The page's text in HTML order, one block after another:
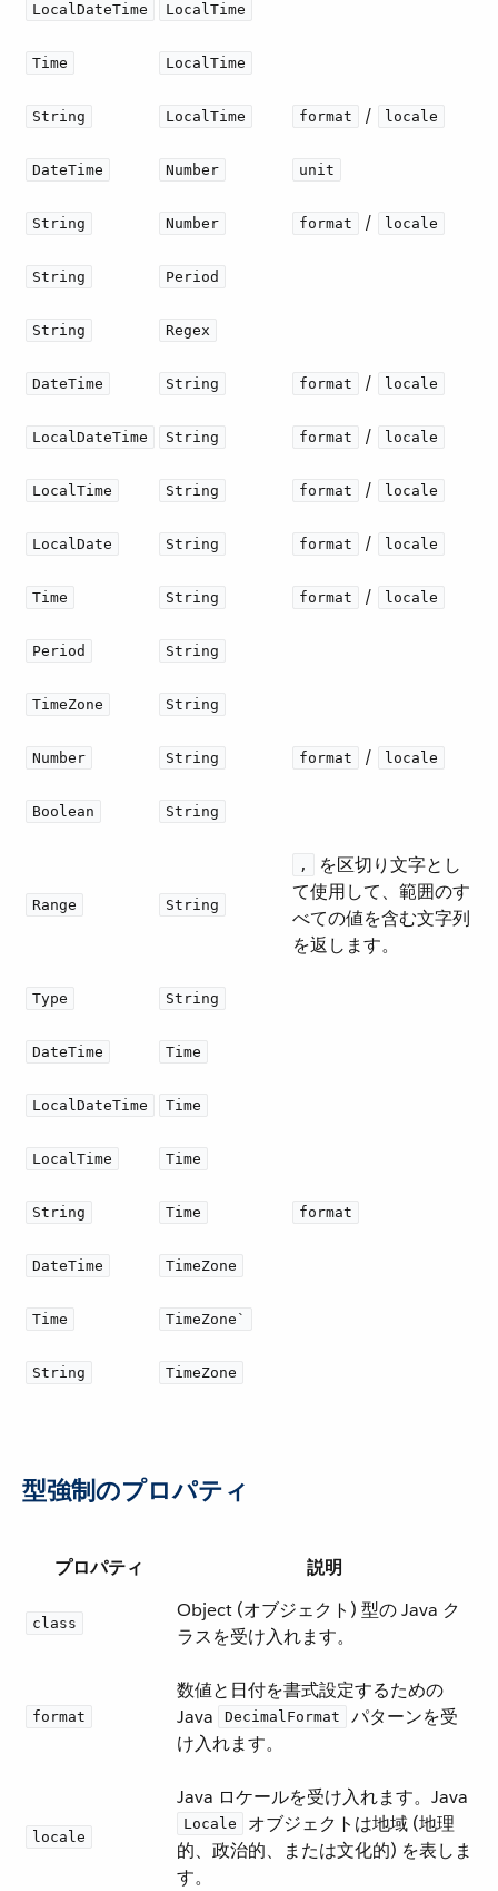
LocalDateTime LocalTime
Time LocalTime
String LocalTime format ​ / ​ locale
DateTime Number unit
String Number format ​ / ​ locale
String Period
String Regex
DateTime String format ​ / ​ locale
LocalDateTime String format ​ / ​ locale
LocalTime String format ​ / ​ locale
LocalDate String format ​ / ​ locale
Time String format ​ / ​ locale
Period String
TimeZone String
Number String format ​ / ​ locale
Boolean String
Range String
,
​ を区切り文字とし
て使用して、範囲のす
べての値を含む文字列
を返します。
Type String
DateTime Time
LocalDateTime Time
LocalTime Time
String Time format
DateTime TimeZone
Time TimeZone`
String TimeZone
型強制のプロパティ
プロパティ 説明
class
Object (オブジェクト) 型の Java ク
ラスを受け入れます。
format
数値と日付を書式設定するための
Java ​
DecimalFormat
​ パターンを受
け入れます。
locale
Java ロケールを受け入れます。Java ​
Locale
​ オブジェクトは地域 (地理
的、政治的、または文化的) を表しま
す。